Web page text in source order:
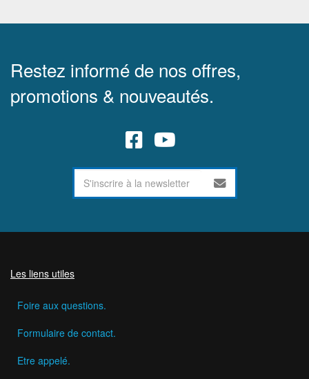
Restez informé de nos offres,
promotions & nouveautés.
Les liens utiles
Foire aux questions.
Formulaire de contact.
Etre appelé.